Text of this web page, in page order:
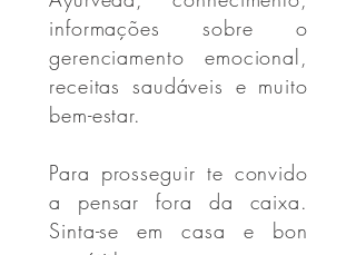
muito sobre a filosofia
Ayurveda, conhecimento,
informações sobre o
gerenciamento emocional,
receitas saudáveis e muito
bem-estar.
Para prosseguir te convido
a pensar fora da caixa.